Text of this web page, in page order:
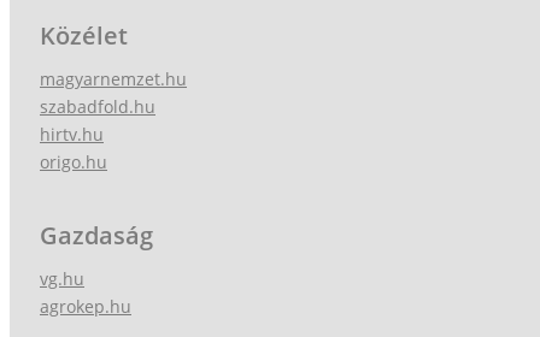
Közélet
magyarnemzet.hu
szabadfold.hu
hirtv.hu
origo.hu
Gazdaság
vg.hu
agrokep.hu